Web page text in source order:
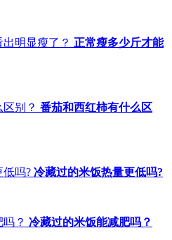
正常瘦多少斤才能
番茄和西红柿有什么区
冷藏过的米饭热量更低吗?
冷藏过的米饭能减肥吗？